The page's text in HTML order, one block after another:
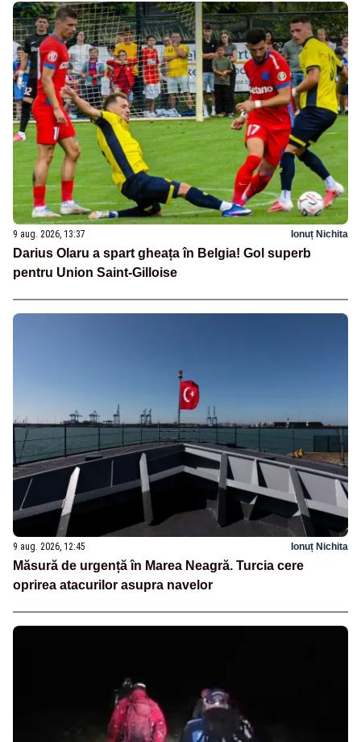
9 aug. 2026, 13:37 Ionuț Nichita
Darius Olaru a spart gheața în Belgia! Gol superb
pentru Union Saint-Gilloise
9 aug. 2026, 12:45 Ionuț Nichita
Măsură de urgență în Marea Neagră. Turcia cere
oprirea atacurilor asupra navelor